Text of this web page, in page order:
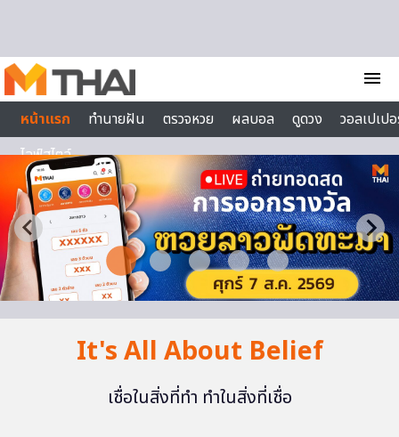
menu
หน้าแรก
ทำนายฝัน ตรวจหวย ผลบอล ดูดวง
วอลเปเป
ไลฟ์สไตล์
It's All About Belief
เชื่อในสิ่งที่ทำ ทำในสิ่งที่เชื่อ